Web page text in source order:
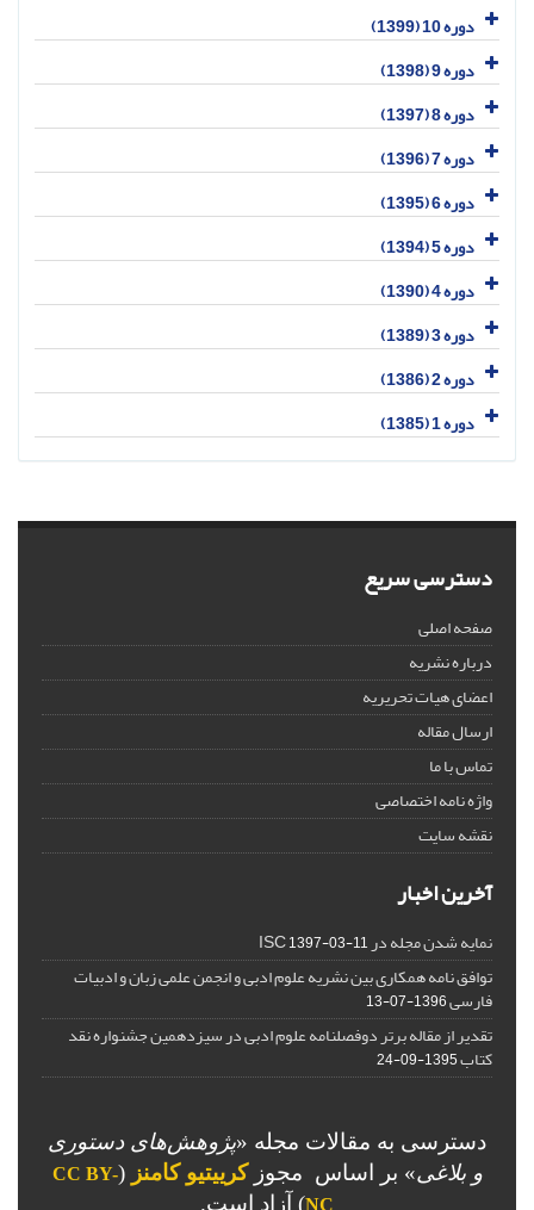
دوره 10 (1399)
دوره 9 (1398)
دوره 8 (1397)
دوره 7 (1396)
دوره 6 (1395)
دوره 5 (1394)
دوره 4 (1390)
دوره 3 (1389)
دوره 2 (1386)
دوره 1 (1385)
دسترسی سریع
صفحه اصلی
درباره نشریه
اعضای هیات تحریریه
ارسال مقاله
تماس با ما
واژه نامه اختصاصی
نقشه سایت
آخرین اخبار
نمایه شدن مجله در ISC1397-03-11
توافق نامه همکاری بین نشریه علوم ادبی و انجمن علمی زبان و ادبیات
فارسی1396-07-13
تقدیر از مقاله برتر دوفصلنامه علوم ادبی در سیزدهمین جشنواره نقد
کتاب1395-09-24
دسترسی به مقالات مجله «پژوهش‌های دستوری
و بلاغی» بر اساس مجوزکرییتیو کامنز (
CC BY-
NC) آزاد است.